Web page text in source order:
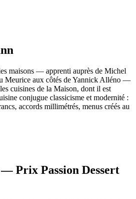
maisons — apprenti auprès de Michel
Meurice aux côtés de Yannick Alléno —
cuisines de la Maison, dont il est
conjugue classicisme et modernité :
accords millimétrés, menus créés au
Prix Passion Dessert